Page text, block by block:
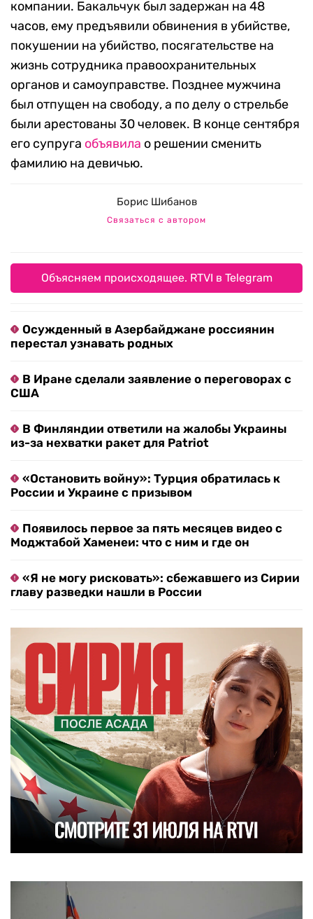
компании. Бакальчук был задержан на 48
часов, ему предъявили обвинения в убийстве,
покушении на убийство, посягательстве на
жизнь сотрудника правоохранительных
органов и самоуправстве. Позднее мужчина
был отпущен на свободу, а по делу о стрельбе
были арестованы 30 человек. В конце сентября
его супруга объявила о решении сменить
фамилию на девичью.
Борис Шибанов
Связаться с автором
Объясняем происходящее. RTVI в Telegram
Осужденный в Азербайджане россиянин
перестал узнавать родных
В Иране сделали заявление о переговорах с
США
В Финляндии ответили на жалобы Украины
из-за нехватки ракет для Patriot
«Остановить войну»: Турция обратилась к
России и Украине с призывом
Появилось первое за пять месяцев видео с
Моджтабой Хаменеи: что с ним и где он
«Я не могу рисковать»: сбежавшего из Сирии
главу разведки нашли в России